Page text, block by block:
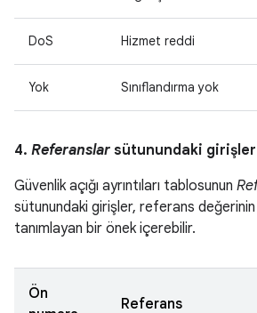
DoS Hizmet reddi
Yok Sınıflandırma yok
4. Referanslar sütunundaki
Güvenlik açığı ayrıntıları tablosunun
sütunundaki girişler, referans
tanımlayan bir önek içerebilir.
Ön
Referans